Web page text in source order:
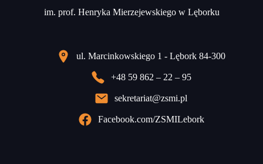
im. prof. Henryka Mierzejewskiego w Lęborku
ul. Marcinkowskiego 1 - Lębork 84-300
+48 59 862 – 22 – 95
sekretariat@zsmi.pl
Facebook.com/ZSMILebork